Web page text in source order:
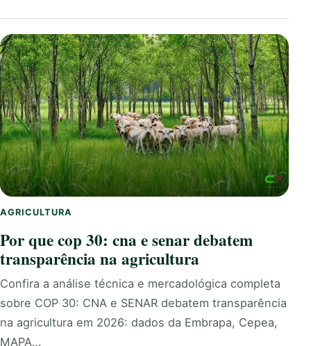
AGRICULTURA
Por que cop 30: cna e senar debatem
transparência na agricultura
Confira a análise técnica e mercadológica completa
sobre COP 30: CNA e SENAR debatem transparência
na agricultura em 2026: dados da Embrapa, Cepea,
MAPA…